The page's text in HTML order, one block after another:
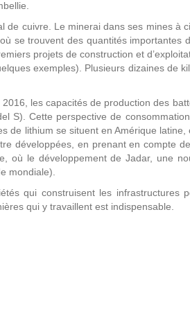
cuivre. Le minerai dans ses mines à
se trouvent des quantités importantes
projets de construction et
exemples). Plusieurs dizaines de
les capacités de production des
S). Cette perspective de
lithium se situent en Amérique
développées, en prenant en compte
où le développement de Jadar, une
mondiale).
qui construisent les infrastructures
qui y travaillent est indispensable.